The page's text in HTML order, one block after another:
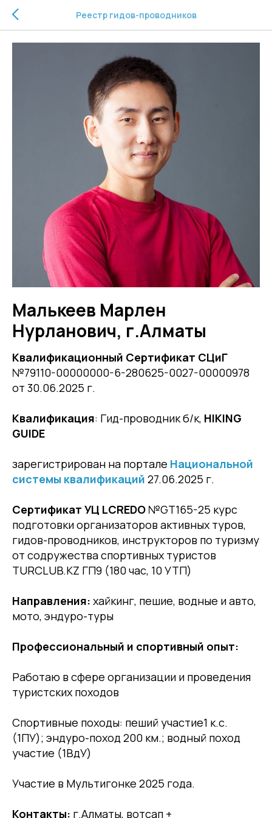
Реестр гидов-проводников
Малькеев Марлен
Нурланович, г.Алматы
Квалификационный Сертификат СЦиГ
№79110-00000000-6-280625-0027-00000978
от 30.06.2025 г.
Квалификация: Гид-проводник б/к, HIKING
GUIDE
зарегистрирован на портале Национальной
системы квалификаций 27.06.2025 г.
Сертификат УЦ LCREDO №GT165-25 курс
подготовки организаторов активных туров,
гидов-проводников, инструкторов по туризму
от содружества спортивных туристов
TURCLUB.KZ ГП9 (180 час, 10 УТП)
Направления: хайкинг, пешие, водные и авто,
мото, эндуро-туры
Профессиональный и спортивный опыт:
Работаю в сфере организации и проведения
туристских походов
Спортивные походы: пеший участие1 к.с.
(1ПУ); эндуро-поход 200 км.; водный поход
участие (1ВдУ)
Участие в Мультигонке 2025 года.
Контакты: г.Алматы, вотсап +